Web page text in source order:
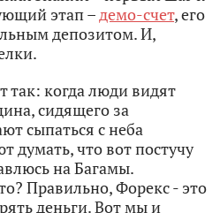
этап –демо-счет, его
депозитом. И,
так: когда люди видят
сидящего за
сыпаться с неба
думать, что вот постучу
на Багамы.
Правильно, Форекс - это
деньги. Вот мы и